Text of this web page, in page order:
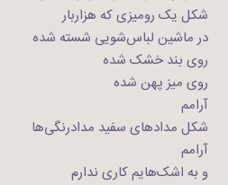
شکل یک رومیزی که هزاربار
در ماشین لباس‌‌شویی شسته شده
روی بند خشک شده
روی میز پهن شده
آرامم
شکل مدادهای سفید مدادرنگی‌ها
آرامم
و به اشک‌هایم کاری ندارم